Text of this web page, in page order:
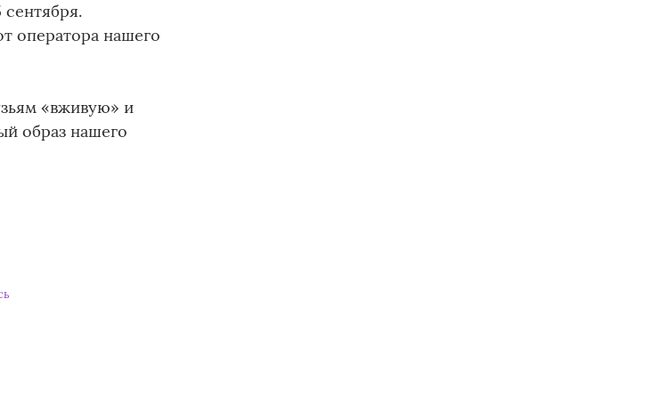
оператора нашего
«вживую» и
образ нашего